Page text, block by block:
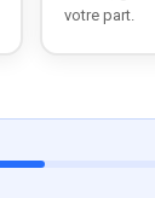
votre part.